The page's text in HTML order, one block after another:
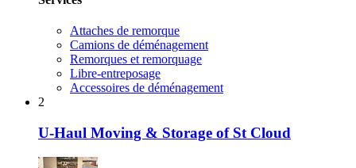
Attaches de remorque
Camions de déménagement
Remorques et remorquage
Libre-entreposage
Accessoires de déménagement
2
U-Haul Moving & Storage of St Cloud